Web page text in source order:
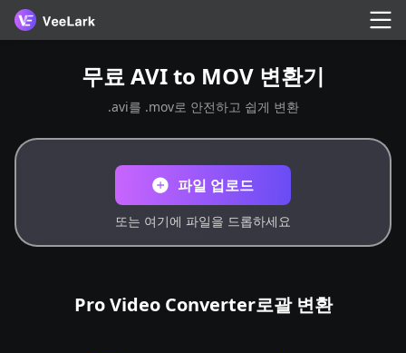
무료 AVI to MOV 변환기
.avi를 .mov로 안전하고 쉽게 변환
파일 업로드
또는 여기에 파일을 드롭하세요
Pro Video Converter로괄 변환